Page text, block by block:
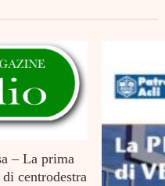
– La prima
centrodestra